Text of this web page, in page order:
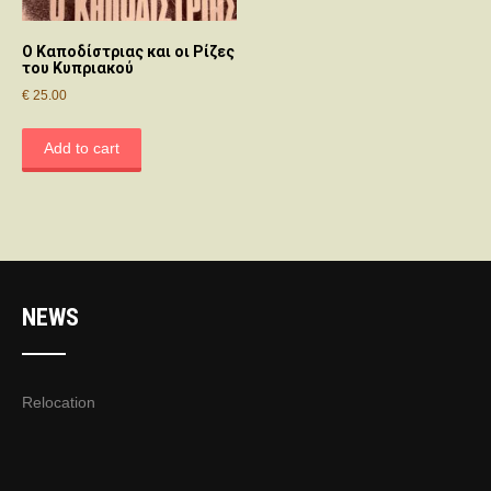
Ο Καποδίστριας και οι Ρίζες
του Κυπριακού
€ 25.00
Add to cart
NEWS
Relocation